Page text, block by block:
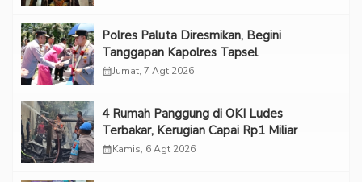
Polres Paluta Diresmikan, Begini
Tanggapan Kapolres Tapsel
calendar_monthJumat, 7 Agt 2026
‎4 Rumah Panggung di OKI Ludes
Terbakar, Kerugian Capai Rp1 Miliar
calendar_monthKamis, 6 Agt 2026